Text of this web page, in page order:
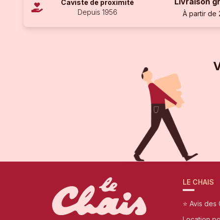
Caviste de proximité
Depuis 1956
À partir de
LE CHAIS
⭐ Avis des